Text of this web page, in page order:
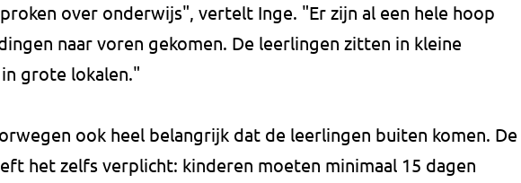
over onderwijs", vertelt Inge. "Er zijn al een hele hoop
naar voren gekomen. De leerlingen zitten in kleine
grote lokalen."
ook heel belangrijk dat de leerlingen buiten komen. De
het zelfs verplicht: kinderen moeten minimaal 15 dagen